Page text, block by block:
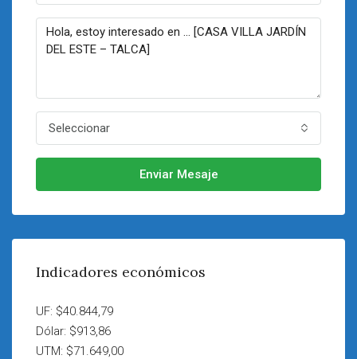
Seleccionar
Enviar Mesaje
Indicadores económicos
UF: $40.844,79
Dólar: $913,86
UTM: $71.649,00